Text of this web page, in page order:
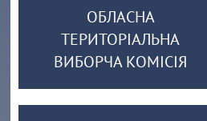
ОБЛАСНА
ТЕРИТОРІАЛЬНА
ВИБОРЧА КОМІСІЯ